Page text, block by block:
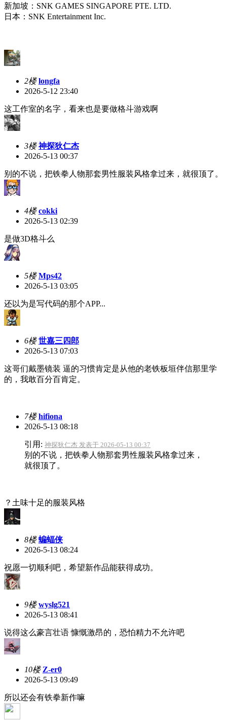
新加坡：SNK GAMES SINGAPORE PTE. LTD.
日本：SNK Entertainment Inc.
2楼 longfa
2026-5-12 23:40
这工作室的名字，看来也是要做格斗游戏啊
3楼 神探狄仁杰
2026-5-13 00:37
别的不说，把铁拳人物那套男性服装风格拿过来，就很顶了。
4楼 cokki
2026-5-13 02:39
是做3D格斗么
5楼 Mps42
2026-5-13 03:05
还以为是写代码的那个APP...
6楼 世嘉三四郎
2026-5-13 07:03
这哥们戴墨镜装 逼的习惯肯定是从他的老铁板垣伴信那里学
的，我敢百分百肯定。
7楼 hifiona
2026-5-13 08:18
引用: 神探狄仁杰 发表于 2026-05-13 00:37
别的不说，把铁拳人物那套男性服装风格拿过来，
就很顶了。
？土味十足的服装风格
8楼 蝙蝠侠
2026-5-13 08:24
祝愿一切顺利吧，希望新作品能获得成功。
9楼 wyslg521
2026-5-13 08:41
说得这么豪言壮语 慷慨激昂的，恐怕精力不允许吧
10楼 Z-er0
2026-5-13 09:49
所以还会有铁拳新作嘛